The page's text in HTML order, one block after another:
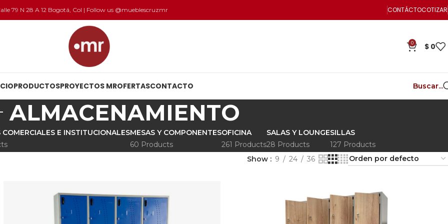
79 N 28 A 12 Bogotá, Col | Follow us @mueblescruzmr CONTÁCTOCOTIZAR
0 $ 0
PRODUCTOSPROYECTOS MROFERTASCONTACTO Buscar...
ALMACENAMIENTO
COMERCIALES E INSTITUCIONALESMESAS Y COMPONENTES
60 Products
OFICINA
261 Products
SALAS Y LOUNGE
28 Products
SILLAS
127 Products
Show 9 24 36